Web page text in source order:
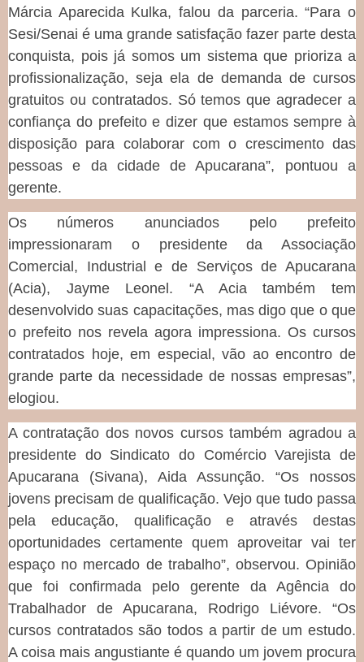
Márcia Aparecida Kulka, falou da parceria. “Para o
Sesi/Senai é uma grande satisfação fazer parte desta
conquista, pois já somos um sistema que prioriza a
profissionalização, seja ela de demanda de cursos
gratuitos ou contratados. Só temos que agradecer a
confiança do prefeito e dizer que estamos sempre à
disposição para colaborar com o crescimento das
pessoas e da cidade de Apucarana”, pontuou a
gerente.
Os números anunciados pelo prefeito
impressionaram o presidente da Associação
Comercial, Industrial e de Serviços de Apucarana
(Acia), Jayme Leonel. “A Acia também tem
desenvolvido suas capacitações, mas digo que o que
o prefeito nos revela agora impressiona. Os cursos
contratados hoje, em especial, vão ao encontro de
grande parte da necessidade de nossas empresas”,
elogiou.
A contratação dos novos cursos também agradou a
presidente do Sindicato do Comércio Varejista de
Apucarana (Sivana), Aida Assunção. “Os nossos
jovens precisam de qualificação. Vejo que tudo passa
pela educação, qualificação e através destas
oportunidades certamente quem aproveitar vai ter
espaço no mercado de trabalho”, observou. Opinião
que foi confirmada pelo gerente da Agência do
Trabalhador de Apucarana, Rodrigo Liévore. “Os
cursos contratados são todos a partir de um estudo.
A coisa mais angustiante é quando um jovem procura